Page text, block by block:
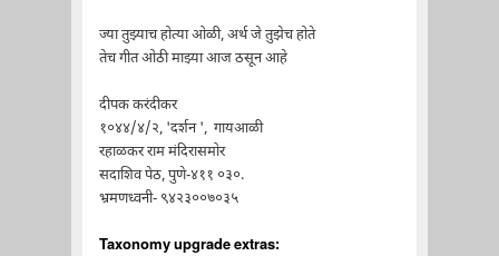
ज्या तुझ्याच होत्या ओळी, अर्थ जे तुझेच होते
तेच गीत ओठी माझ्या आज ठसून आहे
दीपक करंदीकर
१०४४/४/२, 'दर्शन ', गायआळी
रहाळकर राम मंदिरासमोर
सदाशिव पेठ, पुणे-४११ ०३०.
भ्रमणध्वनी- ९४२३००७०३५
Taxonomy upgrade extras: